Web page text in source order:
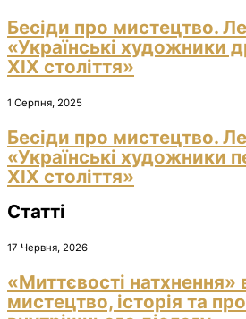
Бесіди про мистецтво.
«Українські художники
ХІХ століття»
1 Серпня, 2025
Бесіди про мистецтво.
«Українські художники
ХІХ століття»
Статті
17 Червня, 2026
«Миттєвості натхнення»
мистецтво, історія та